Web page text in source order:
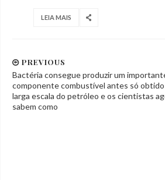
LEIA MAIS
PREVIOUS
Bactéria consegue produzir um
componente combustível antes só obtido
larga escala do petróleo e os cientistas
sabem como